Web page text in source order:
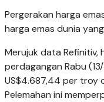
Pergerakan harga
harga emas dunia
Merujuk data Refinitiv,
perdagangan Rabu
US$4.687,44 per troy
Pelemahan ini